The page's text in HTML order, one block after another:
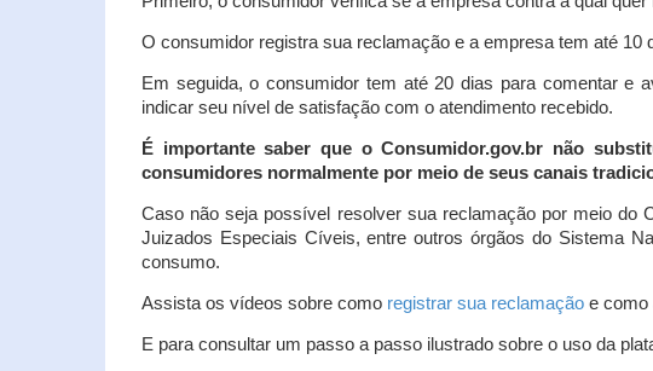
O consumidor registra sua reclamação e a empresa tem até 10
Em seguida, o consumidor tem até 20 dias para comentar e
indicar seu nível de satisfação com o atendimento recebido.
É importante saber que o Consumidor.gov.br não
consumidores normalmente por meio de seus canais
Caso não seja possível resolver sua reclamação por meio do
Juizados Especiais Cíveis, entre outros órgãos do Sistema
consumo.
Assista os vídeos sobre como registrar sua reclamação e como
E para consultar um passo a passo ilustrado sobre o uso da